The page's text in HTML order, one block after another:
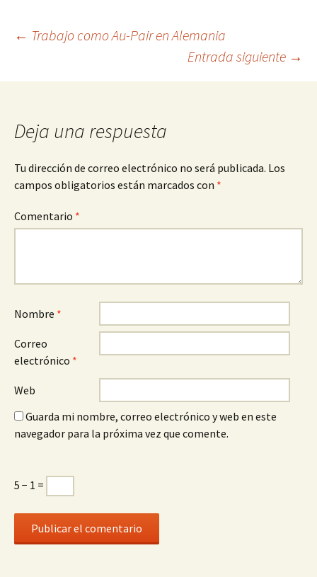
Navegación
← Trabajo como Au-Pair en Alemania
Entrada siguiente →
Deja una respuesta
Tu dirección de correo electrónico no será publicada. Los
campos obligatorios están marcados con *
Comentario *
Nombre *
Correo
electrónico *
Web
Guarda mi nombre, correo electrónico y web en este
navegador para la próxima vez que comente.
5 − 1 =